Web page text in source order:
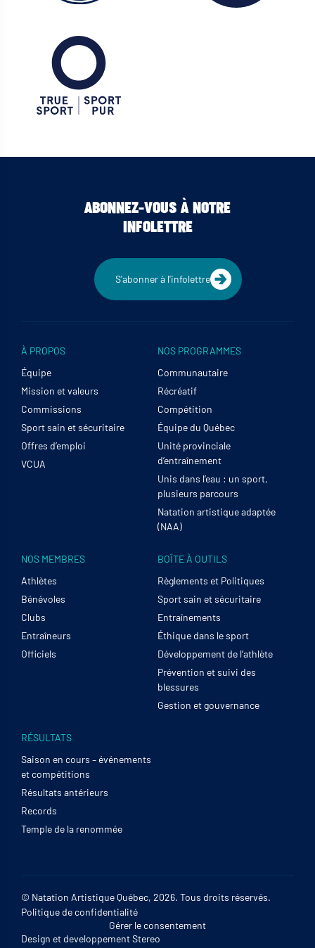
ABONNEZ-VOUS À NOTRE
INFOLETTRE
S'abonner à l'infolettre
À PROPOS
Équipe
Mission et valeurs
Commissions
Sport sain et sécuritaire
Offres d’emploi
VCUA
NOS PROGRAMMES
Communautaire
Récréatif
Compétition
Équipe du Québec
Unité provinciale
d’entraînement
Unis dans l’eau : un sport,
plusieurs parcours
Natation artistique adaptée
(NAA)
NOS MEMBRES
Athlètes
Bénévoles
Clubs
Entraîneurs
Officiels
BOÎTE À OUTILS
Règlements et Politiques
Sport sain et sécuritaire
Entraînements
Éthique dans le sport
Développement de l’athlète
Prévention et suivi des
blessures
Gestion et gouvernance
RÉSULTATS
Saison en cours – événements
et compétitions
Résultats antérieurs
Records
Temple de la renommée
© Natation Artistique Québec, 2026. Tous droits réservés.
Politique de confidentialité
Gérer le consentement
Design et developpementStereo